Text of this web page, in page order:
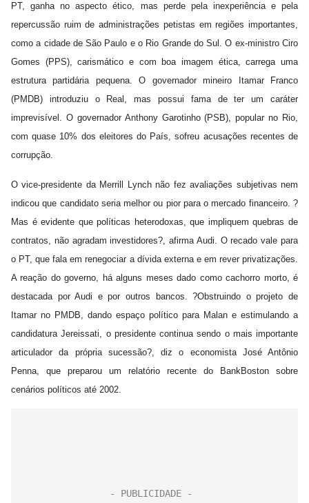
PT, ganha no aspecto ético, mas perde pela inexperiência e pela
repercussão ruim de administrações petistas em regiões importantes,
como a cidade de São Paulo e o Rio Grande do Sul. O ex-ministro Ciro
Gomes (PPS), carismático e com boa imagem ética, carrega uma
estrutura partidária pequena. O governador mineiro Itamar Franco
(PMDB) introduziu o Real, mas possui fama de ter um caráter
imprevisível. O governador Anthony Garotinho (PSB), popular no Rio,
com quase 10% dos eleitores do País, sofreu acusações recentes de
corrupção.
O vice-presidente da Merrill Lynch não fez avaliações subjetivas nem
indicou que candidato seria melhor ou pior para o mercado financeiro. ?
Mas é evidente que políticas heterodoxas, que impliquem quebras de
contratos, não agradam investidores?, afirma Audi. O recado vale para
o PT, que fala em renegociar a dívida externa e em rever privatizações.
A reação do governo, há alguns meses dado como cachorro morto, é
destacada por Audi e por outros bancos. ?Obstruindo o projeto de
Itamar no PMDB, dando espaço político para Malan e estimulando a
candidatura Jereissati, o presidente continua sendo o mais importante
articulador da própria sucessão?, diz o economista José Antônio
Penna, que preparou um relatório recente do BankBoston sobre
cenários políticos até 2002.